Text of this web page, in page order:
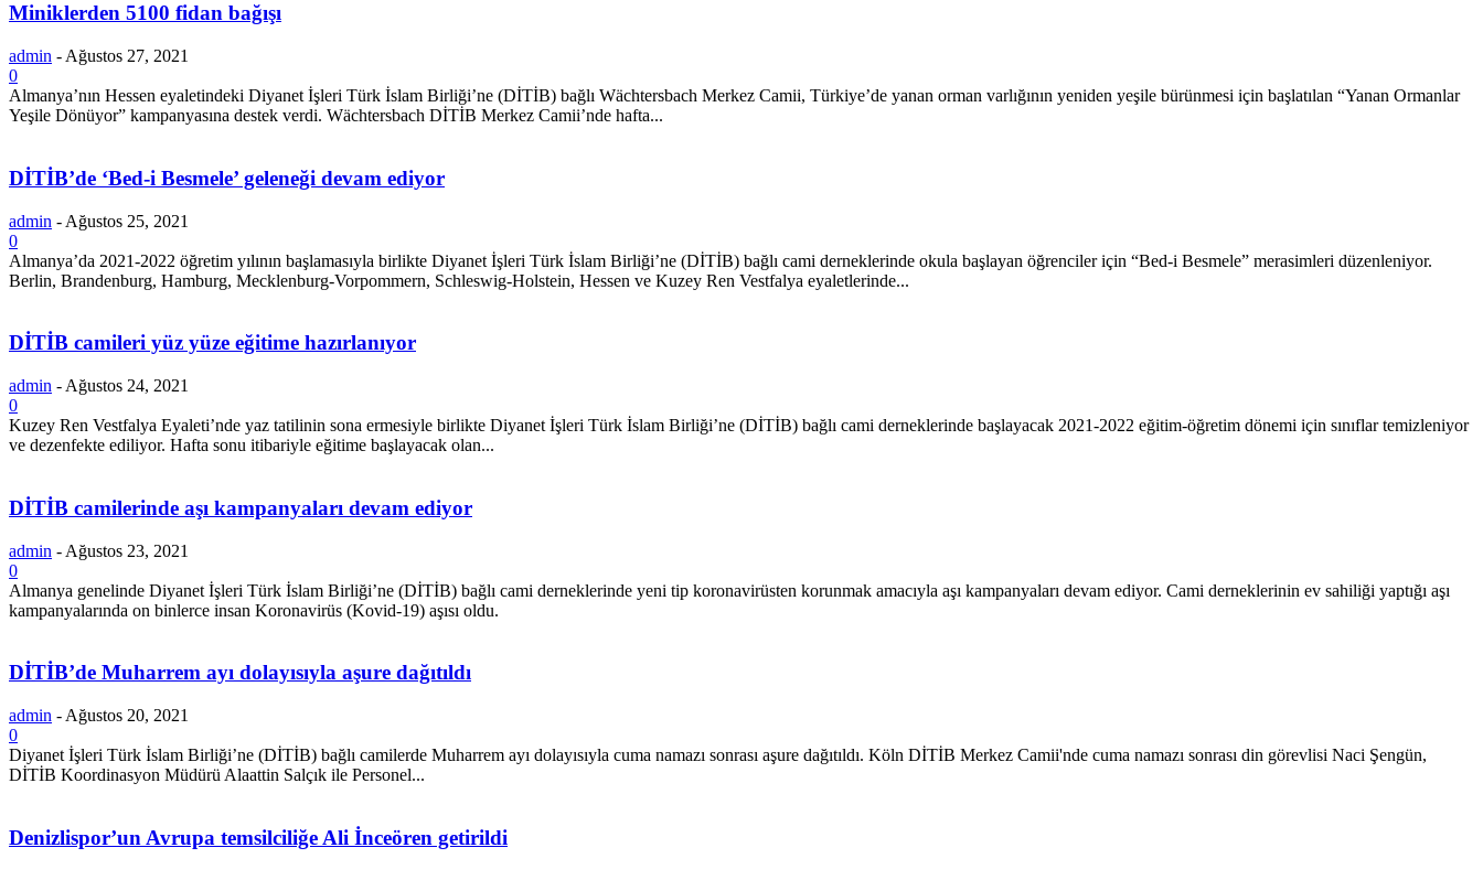
Miniklerden 5100 fidan bağışı
admin - Ağustos 27, 2021
0
Almanya’nın Hessen eyaletindeki Diyanet İşleri Türk İslam Birliği’ne (DİTİB) bağlı Wächtersbach Merkez Camii, Türkiye’de yanan orman varlığının yeniden yeşile bürünmesi için başlatılan “Yanan Ormanlar
Yeşile Dönüyor” kampanyasına destek verdi. Wächtersbach DİTİB Merkez Camii’nde hafta...
DİTİB’de ‘Bed-i Besmele’ geleneği devam ediyor
admin - Ağustos 25, 2021
0
Almanya’da 2021-2022 öğretim yılının başlamasıyla birlikte Diyanet İşleri Türk İslam Birliği’ne (DİTİB) bağlı cami derneklerinde okula başlayan öğrenciler için “Bed-i Besmele” merasimleri düzenleniyor.
Berlin, Brandenburg, Hamburg, Mecklenburg-Vorpommern, Schleswig-Holstein, Hessen ve Kuzey Ren Vestfalya eyaletlerinde...
DİTİB camileri yüz yüze eğitime hazırlanıyor
admin - Ağustos 24, 2021
0
Kuzey Ren Vestfalya Eyaleti’nde yaz tatilinin sona ermesiyle birlikte Diyanet İşleri Türk İslam Birliği’ne (DİTİB) bağlı cami derneklerinde başlayacak 2021-2022 eğitim-öğretim dönemi için sınıflar temizleniyor
ve dezenfekte ediliyor. Hafta sonu itibariyle eğitime başlayacak olan...
DİTİB camilerinde aşı kampanyaları devam ediyor
admin - Ağustos 23, 2021
0
Almanya genelinde Diyanet İşleri Türk İslam Birliği’ne (DİTİB) bağlı cami derneklerinde yeni tip koronavirüsten korunmak amacıyla aşı kampanyaları devam ediyor. Cami derneklerinin ev sahiliği yaptığı aşı
kampanyalarında on binlerce insan Koronavirüs (Kovid-19) aşısı oldu.
DİTİB’de Muharrem ayı dolayısıyla aşure dağıtıldı
admin - Ağustos 20, 2021
0
Diyanet İşleri Türk İslam Birliği’ne (DİTİB) bağlı camilerde Muharrem ayı dolayısıyla cuma namazı sonrası aşure dağıtıldı. Köln DİTİB Merkez Camii'nde cuma namazı sonrası din görevlisi Naci Şengün,
DİTİB Koordinasyon Müdürü Alaattin Salçık ile Personel...
Denizlispor’un Avrupa temsilciliğe Ali İnceören getirildi